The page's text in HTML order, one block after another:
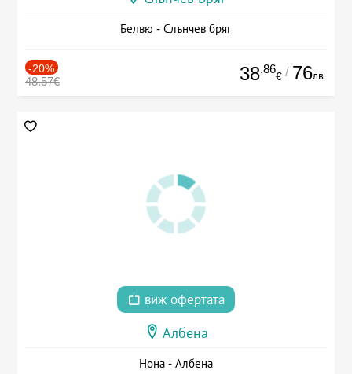
Белвю - Слънчев бряг
-20%
48.57€ 38.86
€ / 76лв.
виж офертата
Албена
Нона - Албена